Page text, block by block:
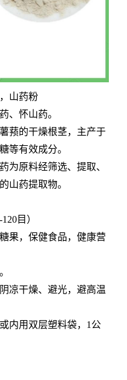
山药粉
、怀山药。
蓣的干燥根茎，主产于
等有效成分。
为原料经筛选、提取、
山药提取物。
目）
果，保健食品，健康营
凉干燥、避光，避高温
内用双层塑料袋，1公